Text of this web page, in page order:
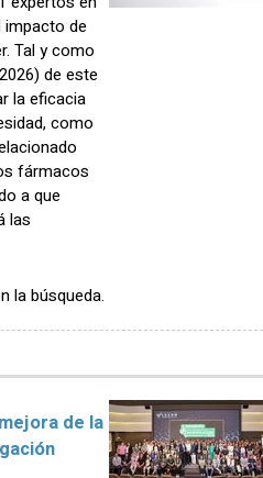
impacto de
Tal y como
de este
la eficacia
como
fármacos
a que
las
la búsqueda.
de la